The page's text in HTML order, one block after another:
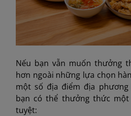
Nếu bạn vẫn muốn thưởng
hơn ngoài những lựa chọn
một số địa điểm địa
bạn có thể thưởng thức
tuyệt: